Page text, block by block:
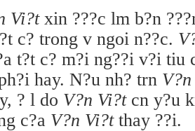
Vi?txin ???c lm b?n
c? trong v ngoi n??c.
t?t c? m?i ng??i v?i tiu
hay. N?u nh? trn
? l do V?n Vi?tcn y?u
c?a V?n Vi?tthay ??i.